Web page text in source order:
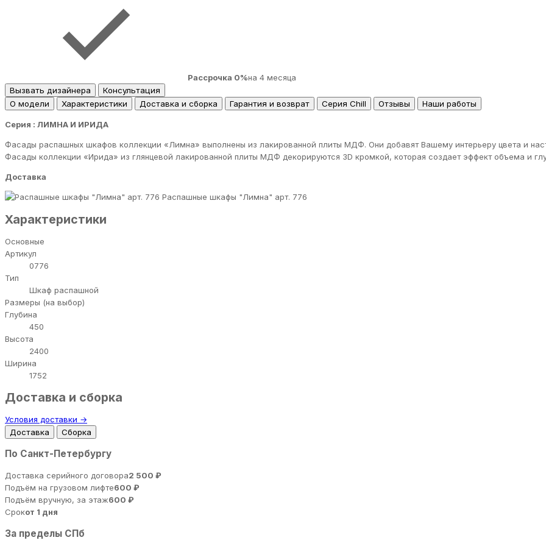
Рассрочка 0%на 4 месяца
Вызвать дизайнера
Консультация
О модели
Характеристики Доставка и сборка Гарантия и возврат Серия Chill Отзывы Наши работы
Серия : ЛИМНА И ИРИДА
Фасады распашных шкафов коллекции «Лимна» выполнены из лакированной плиты МДФ. Они добавят Вашему интерьеру цвета и
Фасады коллекции «Ирида» из глянцевой лакированной плиты МДФ декорируются 3D кромкой, которая создает эффект объема и
Доставка
Распашные шкафы "Лимна" арт. 776
Характеристики
Основные
Артикул
0776
Тип
Шкаф распашной
Размеры (на выбор)
Глубина
450
Высота
2400
Ширина
1752
Доставка и сборка
Условия доставки →
Доставка
Сборка
По Санкт-Петербургу
Доставка серийного договора2 500 ₽
Подъём на грузовом лифте600 ₽
Подъём вручную, за этаж600 ₽
Срокот 1 дня
За пределы СПб